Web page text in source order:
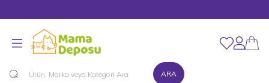
ARA
Hesabım
Favorilerim